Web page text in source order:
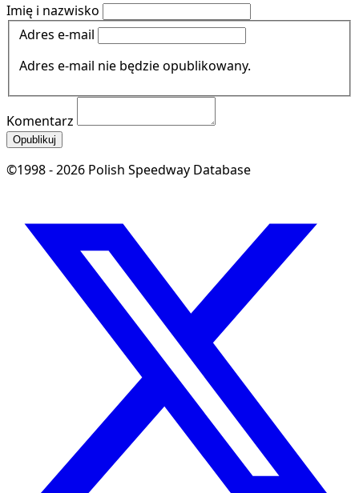
Imię i nazwisko
Adres e-mail
Adres e-mail nie będzie opublikowany.
Komentarz
Opublikuj
©1998 - 2026 Polish Speedway Database